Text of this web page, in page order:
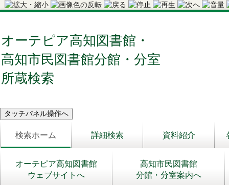
オーテピア高知図書館・
高知市民図書館分館・分室
所蔵検索
検索ホーム 詳細検索 資料紹介
オーテピア高知図書館
ウェブサイトへ
高知市民図書館
分館・分室案内へ